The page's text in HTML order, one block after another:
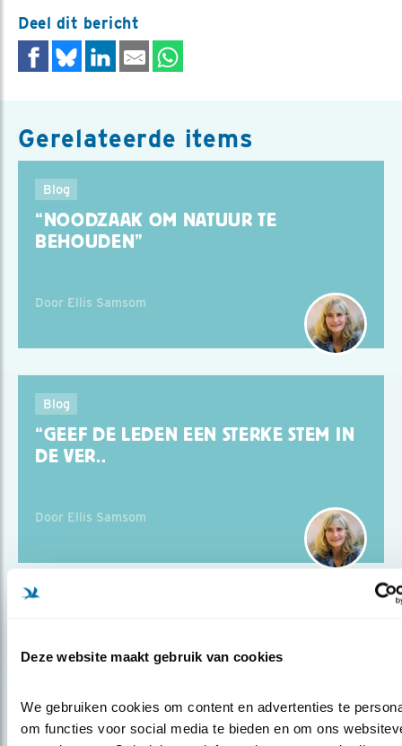
Deze website maakt gebruik van cookies
We gebruiken cookies om content en advertenties te
om functies voor social media te bieden en om ons
Deel dit bericht
Gerelateerde items
Blog
“NOODZAAK OM NATUUR TE
BEHOUDEN”
Door Ellis Samsom
Blog
“GEEF DE LEDEN EEN STERKE STEM IN
DE VER..
Door Ellis Samsom
“MEEDENKEN EN OPBOUWENDE
KRITIEK LEVEREN..
Door Ellis Samsom